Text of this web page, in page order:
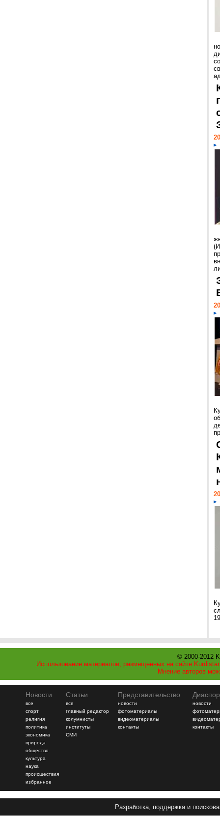
© 2000-2012
Использование материалов, размещенных на сайте
Мнение авторов
Новости
все
спорт
религия
политика
экономика
природа
общество
культура
наука
происшествия
избранное
Статьи
все
главный редактор
колумнисты
институты
СМИ
Представительство
новости
фотоматериалы
видеоматериалы
контакты
новости
контакты
Разработка, поддержка и